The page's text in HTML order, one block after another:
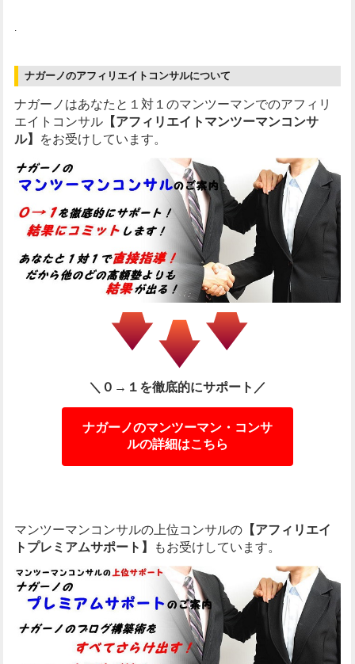
ナガーノのアフィリエイトコンサルについて
ナガーノはあなたと１対１のマンツーマンでのアフィリ
エイトコンサル【アフィリエイトマンツーマンコンサ
ル】
をお受けしています。
＼０→１を徹底的にサポート／
ナガーノのマンツーマン・コンサ
ルの詳細はこちら
マンツーマンコンサルの上位コンサルの【アフィリエイ
トプレミアムサポート】
もお受けしています。